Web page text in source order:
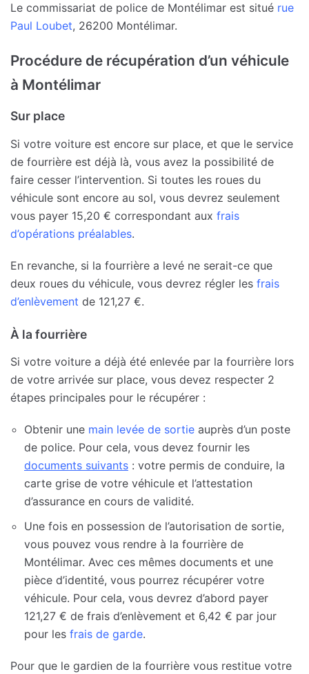
Le commissariat de police de Montélimar est situé rue
Paul Loubet, 26200 Montélimar.
Procédure de récupération d’un véhicule
à Montélimar
Sur place
Si votre voiture est encore sur place, et que le service
de fourrière est déjà là, vous avez la possibilité de
faire cesser l’intervention. Si toutes les roues du
véhicule sont encore au sol, vous devrez seulement
vous payer 15,20 € correspondant aux frais
d’opérations préalables.
En revanche, si la fourrière a levé ne serait-ce que
deux roues du véhicule, vous devrez régler les frais
d’enlèvement de 121,27 €.
À la fourrière
Si votre voiture a déjà été enlevée par la fourrière lors
de votre arrivée sur place, vous devez respecter 2
étapes principales pour le récupérer :
Obtenir une main levée de sortie auprès d’un poste
de police. Pour cela, vous devez fournir les
documents suivants : votre permis de conduire, la
carte grise de votre véhicule et l’attestation
d’assurance en cours de validité.
Une fois en possession de l’autorisation de sortie,
vous pouvez vous rendre à la fourrière de
Montélimar. Avec ces mêmes documents et une
pièce d’identité, vous pourrez récupérer votre
véhicule. Pour cela, vous devrez d’abord payer
121,27 € de frais d’enlèvement et 6,42 € par jour
pour les frais de garde.
Pour que le gardien de la fourrière vous restitue votre